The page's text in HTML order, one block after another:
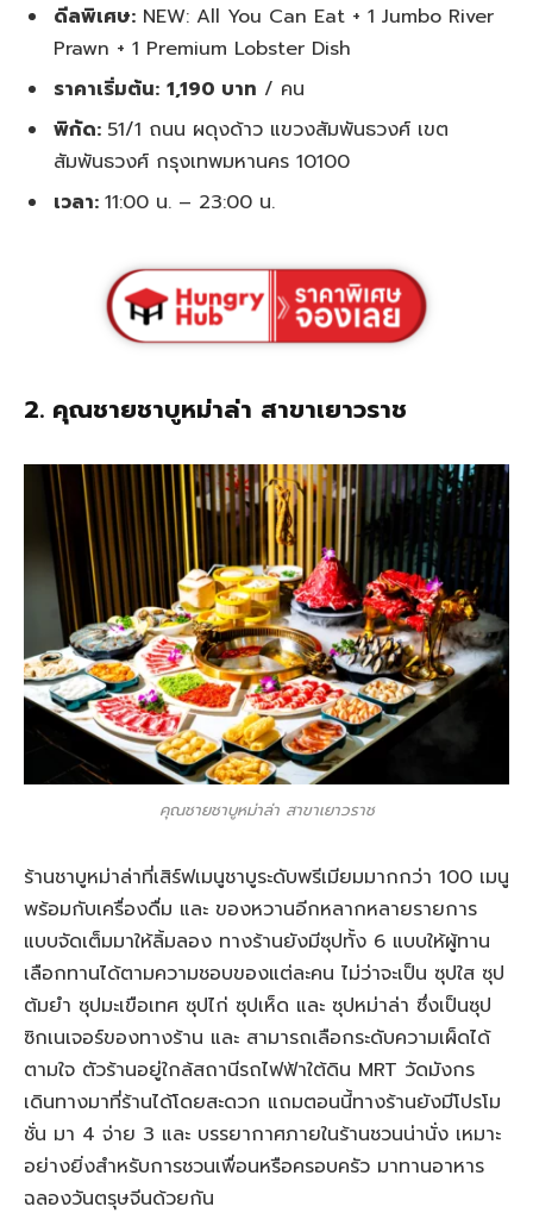
ดีลพิเศษ: NEW: All You Can Eat + 1 Jumbo River
Prawn + 1 Premium Lobster Dish
ราคาเริ่มต้น: 1,190 บาท / คน
พิกัด: 51/1 ถนน ผดุงด้าว แขวงสัมพันธวงศ์ เขต
สัมพันธวงศ์ กรุงเทพมหานคร 10100
เวลา: 11:00 น. – 23:00 น.
2. คุณชายชาบูหม่าล่า สาขาเยาวราช
คุณชายชาบูหม่าล่า สาขาเยาวราช
ร้านชาบูหม่าล่าที่เสิร์ฟเมนูชาบูระดับพรีเมียมมากกว่า 100 เมนู
พร้อมกับเครื่องดื่ม และ ของหวานอีกหลากหลายรายการ
แบบจัดเต็มมาให้ลิ้มลอง ทางร้านยังมีซุปทั้ง 6 แบบให้ผู้ทาน
เลือกทานได้ตามความชอบของแต่ละคน ไม่ว่าจะเป็น ซุปใส ซุป
ต้มยำ ซุปมะเขือเทศ ซุปไก่ ซุปเห็ด และ ซุปหม่าล่า ซึ่งเป็นซุป
ซิกเนเจอร์ของทางร้าน และ สามารถเลือกระดับความเผ็ดได้
ตามใจ ตัวร้านอยู่ใกล้สถานีรถไฟฟ้าใต้ดิน MRT วัดมังกร
เดินทางมาที่ร้านได้โดยสะดวก แถมตอนนี้ทางร้านยังมีโปรโม
ชั่น มา 4 จ่าย 3 และ บรรยากาศภายในร้านชวนน่านั่ง เหมาะ
อย่างยิ่งสำหรับการชวนเพื่อนหรือครอบครัว มาทานอาหาร
ฉลองวันตรุษจีนด้วยกัน